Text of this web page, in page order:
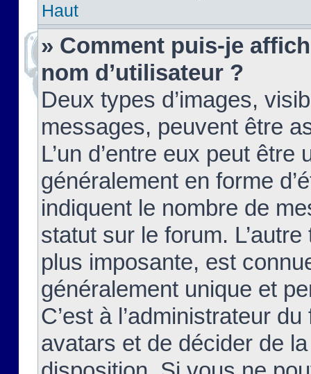
Haut
» Comment puis-je
nom d’utilisateur ?
Deux types d’images,
messages, peuvent être
L’un d’entre eux peut
généralement en forme
indiquent le nombre de
statut sur le forum.
plus imposante, est
généralement unique et
C’est à l’administrateur
avatars et de décider de